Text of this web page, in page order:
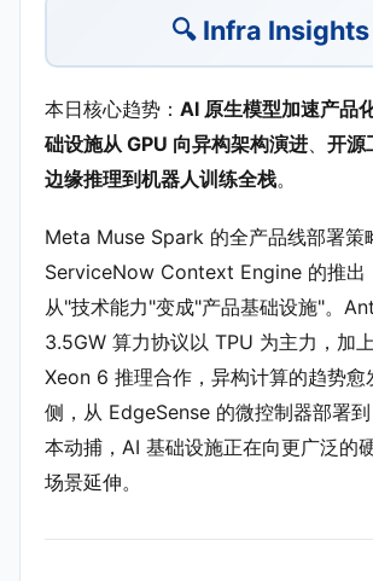
🔍 Infra Insights
本日核心趋势： AI 原生模型加速产品
础设施从 GPU 向异构架构演进、 开源
边缘推理到机器人训练全栈。
Meta Muse Spark 的全产品线部署策
ServiceNow Context Engine 的推出
从"技术能力"变成"产品基础设施"。
3.5GW 算力协议以 TPU 为主力，加
Xeon 6 推理合作，异构计算的趋势愈
侧，从 EdgeSense 的微控制器部署
本动捕，AI 基础设施正在向更广泛的
场景延伸。